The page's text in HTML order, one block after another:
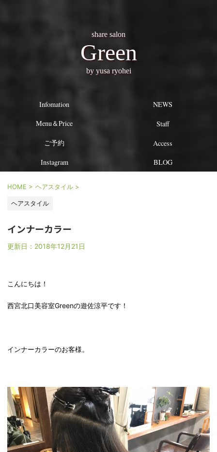
share salon
Green
by yusa ryohei
Infomation NEWS
Menu＆Price Staff
ご予約 Access
Instagram BLOG
HOME > ヘアスタイル >
ヘアスタイル
インナーカラー
更新日： 2018年12月21日
こんにちは！
西宮北口美容室Greenの遊佐涼平です！
インナーカラーのお客様。